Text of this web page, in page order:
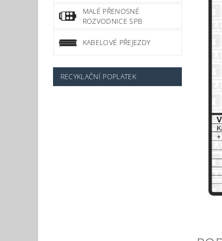
MALÉ PŘENOSNÉ
ROZVODNICE SPB
KABELOVÉ PŘEJEZDY
RECYKLAČNÍ POPLATEK